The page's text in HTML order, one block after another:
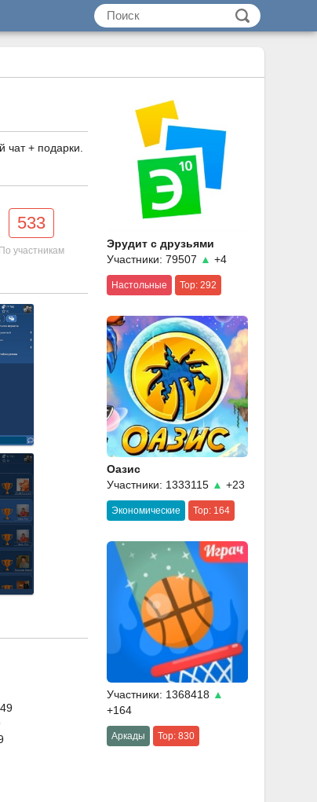
чат + подарки.
533
По участникам
Эрудит с друзьями
Участники: 79507 ▲ +4
Настольные Top: 292
Оазис
Участники: 1333115 ▲ +23
Экономические Top: 164
Участники: 1368418 ▲
+164
Аркады Top: 830